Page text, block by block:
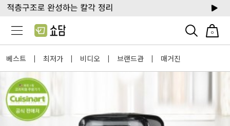
0
베스트 | 최저가 | 비디오 | 브랜드관 | 매거진